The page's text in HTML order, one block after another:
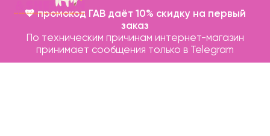
💖 промокод ГАВ даёт 10% скидку на первый
заказ
По техническим причинам интернет-магазин
принимает сообщения только в Telegram